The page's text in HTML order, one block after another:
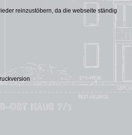
reinzustöbern, da die webseite ständig